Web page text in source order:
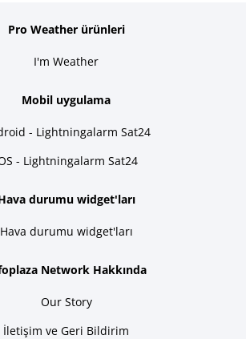
Pro Weather ürünleri
I'm Weather
Mobil uygulama
- Lightningalarm Sat24
- Lightningalarm Sat24
durumu widget'ları
Hava durumu widget'ları
Network Hakkında
Our Story
İletişim ve Geri Bildirim